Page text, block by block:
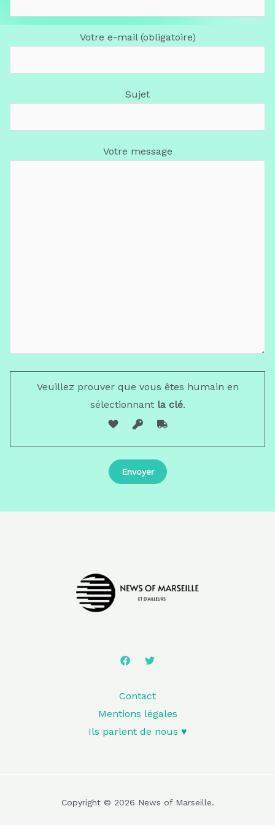
Votre e-mail (obligatoire)
Sujet
Votre message
Veuillez prouver que vous êtes humain en
sélectionnantla clé.
Contact
Mentions légales
Ils parlent de nous ♥️
Copyright © 2026 News of Marseille.